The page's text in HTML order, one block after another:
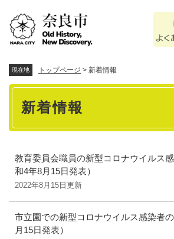
あ
現在地 トップページ > 新着情報
本
新着情報
教育委員会職員の新型コロナウイルス
和4年8月15日発表）
2022年8月15日更新
市立園での新型コロナウイルス感染者
月15日発表）